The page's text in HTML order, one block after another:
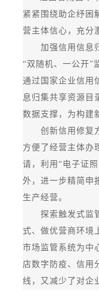
紧紧围绕助企纾困
营主体信心，充分
加强信用信息归
“双随机、一公开”
通过国家企业信用
息归集共享资源目
数据支撑，为构建
创新信用修复方
方便了经营主体办
请，利用“电子证
外，进一步精简申
生产经营。
探索触发式监管
式、做优营商环境
市场监管系统为中
店数字防疫、信用
线，又减少了对企